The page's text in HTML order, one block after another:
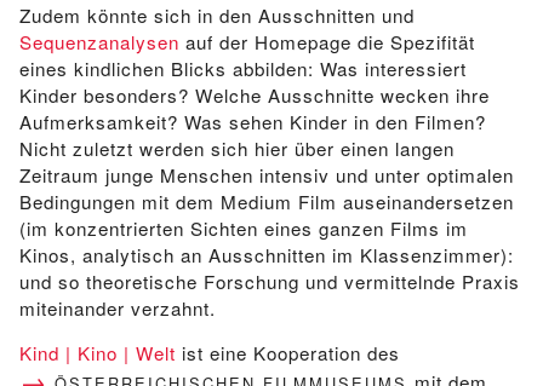
Zudem könnte sich in den Ausschnitten und
Sequenzanalysen auf der Homepage die Spezifität
eines kindlichen Blicks abbilden: Was interessiert
Kinder besonders? Welche Ausschnitte wecken ihre
Aufmerksamkeit? Was sehen Kinder in den Filmen?
Nicht zuletzt werden sich hier über einen langen
Zeitraum junge Menschen intensiv und unter optimalen
Bedingungen mit dem Medium Film auseinandersetzen
(im konzentrierten Sichten eines ganzen Films im
Kinos, analytisch an Ausschnitten im Klassenzimmer):
und so theoretische Forschung und vermittelnde Praxis
miteinander verzahnt.
Kind | Kino | Welt ist eine Kooperation des